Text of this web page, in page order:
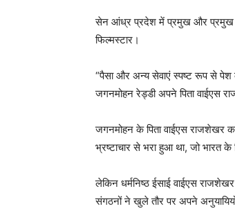
सेन आंध्र प्रदेश में प्रमुख और प्रमुख
फिल्मस्टार।
“पैसा और अन्य सेवाएं स्पष्ट रूप से पेश
जगनमोहन रेड्डी अपने पिता वाईएस
जगनमोहन के पिता वाईएस राजशेखर
भ्रष्टाचार से भरा हुआ था, जो भारत के
लेकिन धर्मनिष्ठ ईसाई वाईएस
संगठनों ने खुले तौर पर अपने